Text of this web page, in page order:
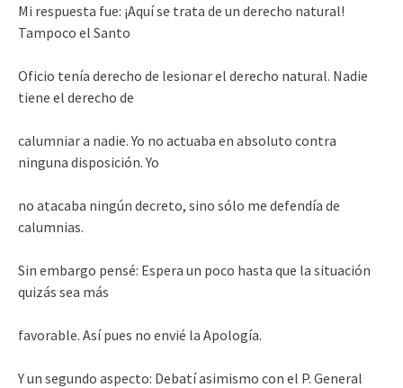
Mi respuesta fue: ¡Aquí se trata de un derecho natural!
Tampoco el Santo
Oficio tenía derecho de lesionar el derecho natural. Nadie
tiene el derecho de
calumniar a nadie. Yo no actuaba en absoluto contra
ninguna disposición. Yo
no atacaba ningún decreto, sino sólo me defendía de
calumnias.
Sin embargo pensé: Espera un poco hasta que la situación
quizás sea más
favorable. Así pues no envié la Apología.
Y un segundo aspecto: Debatí asimismo con el P. General